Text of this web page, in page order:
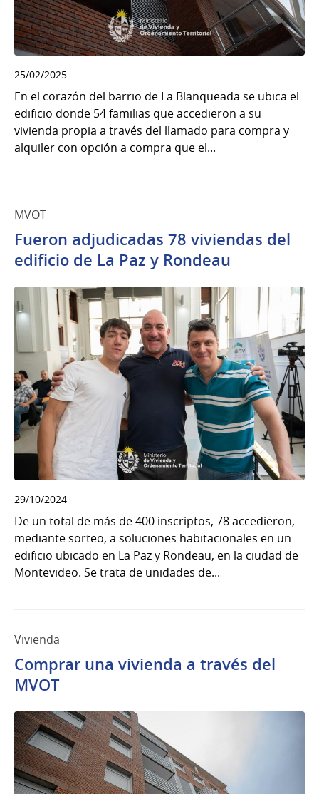
25/02/2025
En el corazón del barrio de La Blanqueada se ubica el
edificio donde 54 familias que accedieron a su
vivienda propia a través del llamado para compra y
alquiler con opción a compra que el...
MVOT
Fueron adjudicadas 78 viviendas del
edificio de La Paz y Rondeau
29/10/2024
De un total de más de 400 inscriptos, 78 accedieron,
mediante sorteo, a soluciones habitacionales en un
edificio ubicado en La Paz y Rondeau, en la ciudad de
Montevideo. Se trata de unidades de...
Vivienda
Comprar una vivienda a través del
MVOT